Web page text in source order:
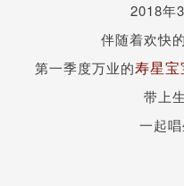
2018年
伴随着欢快
第一季度万业的寿星宝
带上
一起